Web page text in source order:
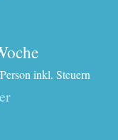
inkl. Steuern